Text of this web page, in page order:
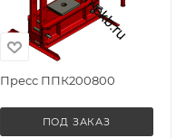
Пресс ППК200800
ПОД ЗАКАЗ